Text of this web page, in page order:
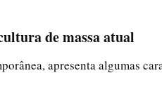
de massa atual
apresenta algumas